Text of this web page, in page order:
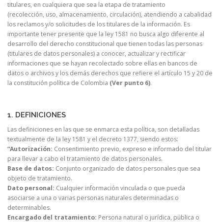
titulares, en cualquiera que sea la etapa de tratamiento
(recolección, uso, almacenamiento, circulación), atendiendo a cabalidad
los reclamos y/o solicitudes de los titulares de la información. Es
importante tener presente que la ley 1581 no busca algo diferente al
desarrollo del derecho constitucional que tienen todas las personas
(titulares de datos personales) a conocer, actualizar y rectificar
informaciones que se hayan recolectado sobre ellas en bancos de
datos o archivos y los demás derechos que refiere el artículo 15 y 20 de
la constitución política de Colombia (Ver punto 6).
1. DEFINICIONES
Las definiciones en las que se enmarca esta política, son detalladas
textualmente de la ley 1581 y el decreto 1377, siendo estos:
“Autorización: Consentimiento previo, expreso e informado del titular
para llevar a cabo el tratamiento de datos personales.
Base de datos: Conjunto organizado de datos personales que sea
objeto de tratamiento.
Dato personal: Cualquier información vinculada o que pueda
asociarse a una o varias personas naturales determinadas o
determinables.
Encargado del tratamiento: Persona natural o jurídica, pública o